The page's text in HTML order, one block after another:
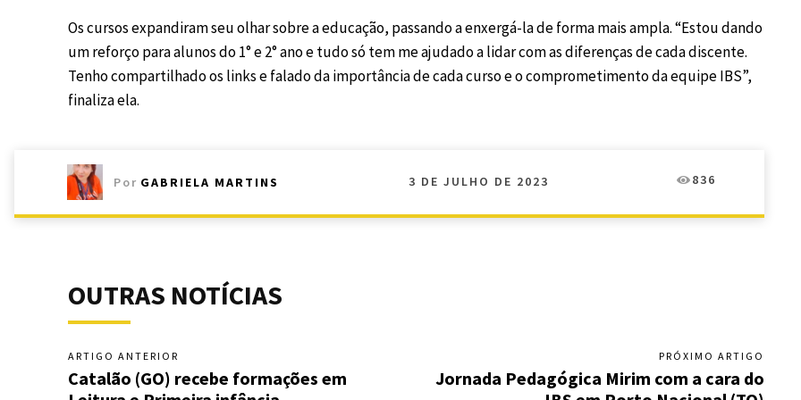
Os cursos expandiram seu olhar sobre a educação, passando a enxergá-la de forma mais ampla. “Estou dando
um reforço para alunos do 1° e 2° ano e tudo só tem me ajudado a lidar com as diferenças de cada discente.
Tenho compartilhado os links e falado da importância de cada curso e o comprometimento da equipe IBS”,
finaliza ela.
Por GABRIELA MARTINS 3 DE JULHO DE 2023 836
OUTRAS NOTÍCIAS
ARTIGO ANTERIOR
Catalão (GO) recebe formações em
PRÓXIMO ARTIGO
Jornada Pedagógica Mirim com a cara do